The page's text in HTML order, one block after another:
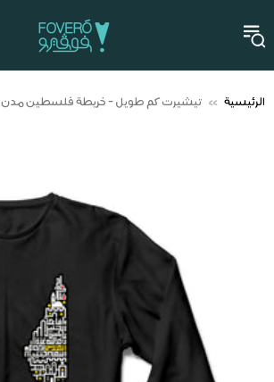
الرئيسية تيشيرت كم طويل - خريطة فلسطين مدن